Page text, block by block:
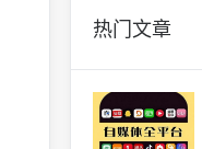
热门文章